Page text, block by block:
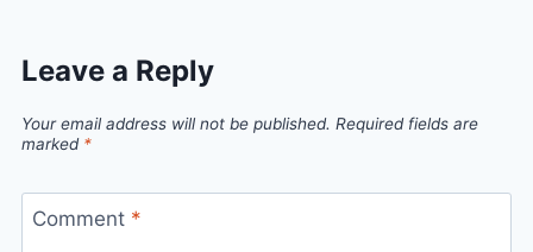
Leave a Reply
Your email address will not be published. Required fields are
marked *
Comment *